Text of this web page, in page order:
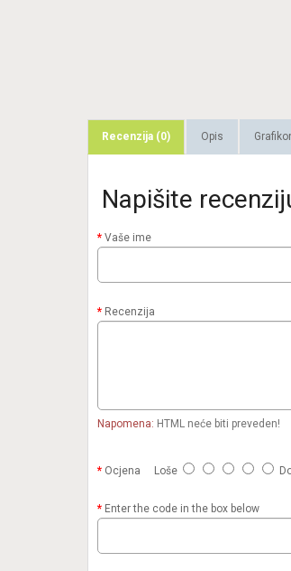
Recenzija (0) Opis
Napišite
Vaše ime
Recenzija
Napomena: HTML neće biti preveden!
Ocjena Loše
Enter the code in the box below